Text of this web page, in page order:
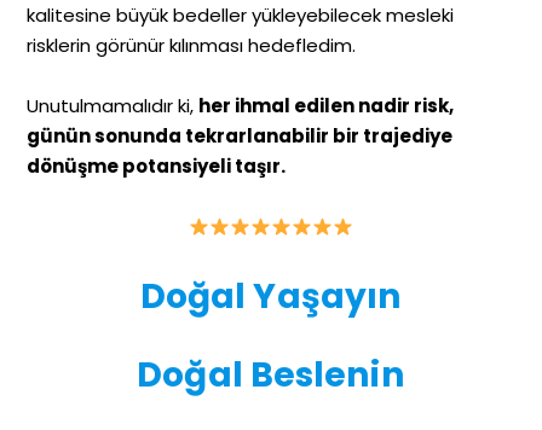
kalitesine büyük bedeller yükleyebilecek mesleki
risklerin görünür kılınması hedefledim.
Unutulmamalıdır ki, her ihmal edilen nadir risk,
günün sonunda tekrarlanabilir bir trajediye
dönüşme potansiyeli taşır.
Doğal Yaşayın
Doğal Beslenin